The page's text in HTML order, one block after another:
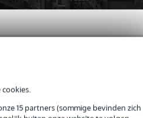
15 partners (sommige bevinden zich
Schrijf zelf een review